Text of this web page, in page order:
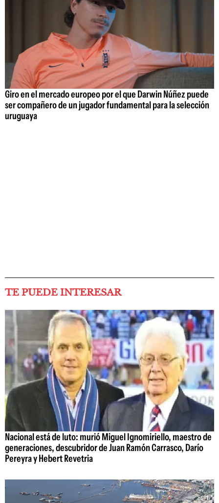
Giro en el mercado europeo por el que Darwin Núñez puede
ser compañero de un jugador fundamental para la selección
uruguaya
TE PUEDE INTERESAR
Nacional está de luto: murió Miguel Ignomiriello, maestro de
generaciones, descubridor de Juan Ramón Carrasco, Darío
Pereyra y Hebert Revetria